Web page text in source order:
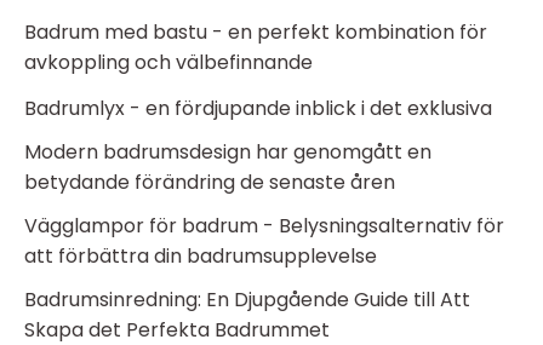
Badrum med bastu - en perfekt kombination för
avkoppling och välbefinnande
Badrumlyx - en fördjupande inblick i det exklusiva
Modern badrumsdesign har genomgått en
betydande förändring de senaste åren
Vägglampor för badrum - Belysningsalternativ för
att förbättra din badrumsupplevelse
Badrumsinredning: En Djupgående Guide till Att
Skapa det Perfekta Badrummet